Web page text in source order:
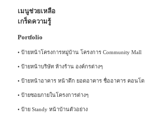
เมนูช่วยเหลือ
เกร็ดความรู้
Portfolio
• ป้ายหน้าโครงการหมู่บ้าน โครงการ Community Mall
• ป้ายหน้าบริษัท ห้างร้าน องค์กรต่างๆ
• ป้ายหน้าอาคาร หน้าตึก ยอดอาคาร ชื่ออาคาร คอนโด
• ป้ายซอยภายในโครงการต่างๆ
• ป้าย Standy หน้าบ้านตัวอย่าง